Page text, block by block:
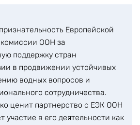
Европейской
ООН за
поддержку стран
в продвижении устойчивых
водных вопросов и
сотрудничества.
ценит партнерство с ЕЭК ООН
участие в его деятельности как